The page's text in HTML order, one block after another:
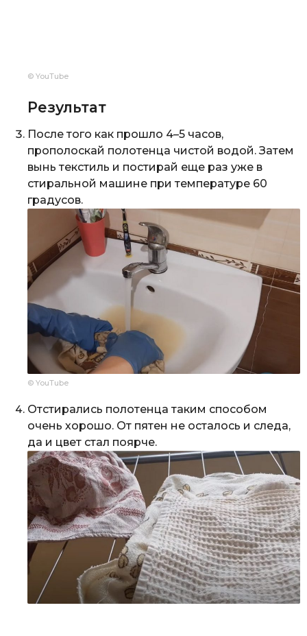
© YouTube
Результат
После того как прошло 4–5 часов,
прополоскай полотенца чистой водой. Затем
вынь текстиль и постирай еще раз уже в
стиральной машине при температуре 60
градусов.
© YouTube
Отстирались полотенца таким способом
очень хорошо. От пятен не осталось и следа,
да и цвет стал поярче.